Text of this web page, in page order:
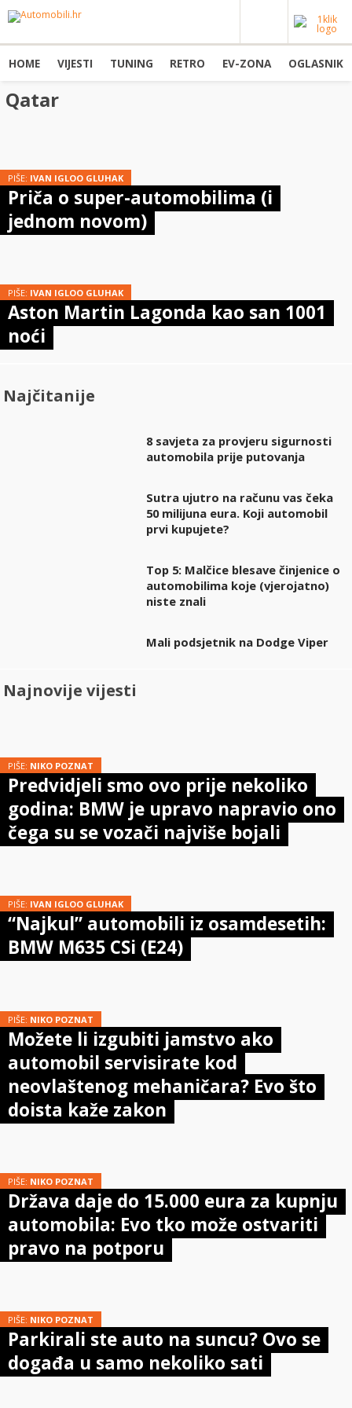
HOME VIJESTI TUNING RETRO EV-ZONA OGLASNIK
Qatar
PIŠE: IVAN IGLOO GLUHAK
Priča o super-automobilima (i
jednom novom)
PIŠE: IVAN IGLOO GLUHAK
Aston Martin Lagonda kao san 1001
noći
Najčitanije
8 savjeta za provjeru sigurnosti
automobila prije putovanja
Sutra ujutro na računu vas čeka
50 milijuna eura. Koji automobil
prvi kupujete?
Top 5: Malčice blesave činjenice o
automobilima koje (vjerojatno)
niste znali
Mali podsjetnik na Dodge Viper
Najnovije vijesti
PIŠE: NIKO POZNAT
Predvidjeli smo ovo prije nekoliko
godina: BMW je upravo napravio ono
čega su se vozači najviše bojali
PIŠE: IVAN IGLOO GLUHAK
“Najkul” automobili iz osamdesetih:
BMW M635 CSi (E24)
PIŠE: NIKO POZNAT
Možete li izgubiti jamstvo ako
automobil servisirate kod
neovlaštenog mehaničara? Evo što
doista kaže zakon
PIŠE: NIKO POZNAT
Država daje do 15.000 eura za kupnju
automobila: Evo tko može ostvariti
pravo na potporu
PIŠE: NIKO POZNAT
Parkirali ste auto na suncu? Ovo se
događa u samo nekoliko sati